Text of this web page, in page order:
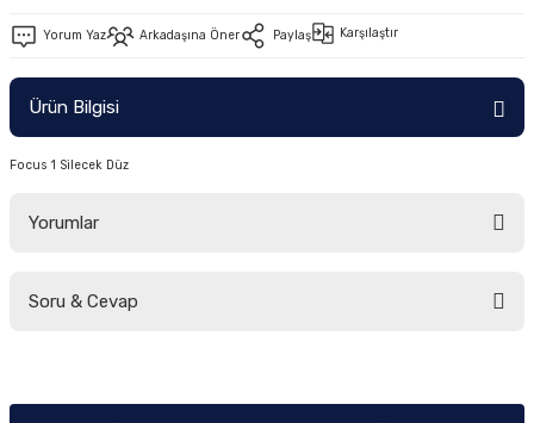
Ön/Arka Takımlar
Yorum Yaz Arkadaşına Öner Paylaş Karşılaştır
Ürün Bilgisi
Focus 1 Silecek Düz
Yorumlar
Soru & Cevap
Ürün hakkında henüz soru sorulmamış.